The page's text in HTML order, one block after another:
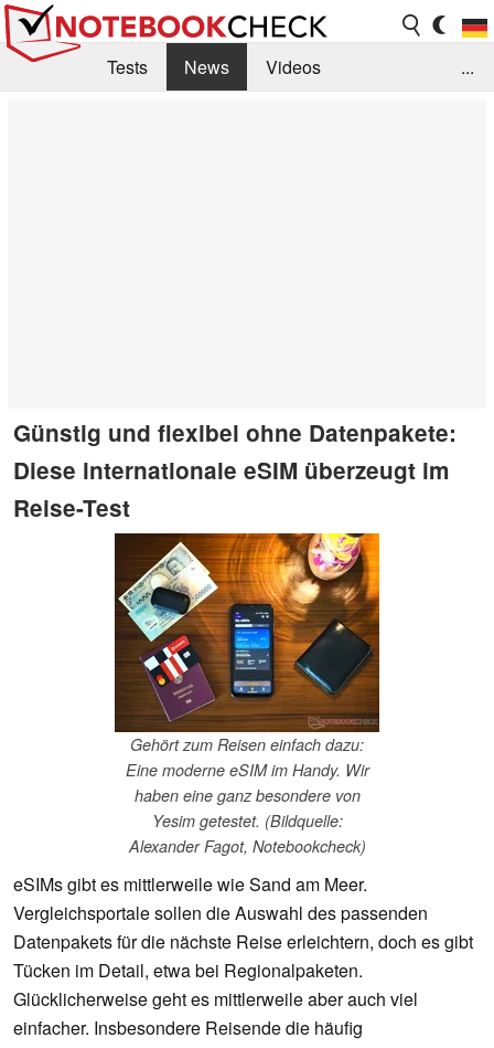
Tests News
Videos
...
Günstig und flexibel ohne Datenpakete:
Diese internationale eSIM überzeugt im
Reise-Test
Gehört zum Reisen einfach dazu:
Eine moderne eSIM im Handy. Wir
haben eine ganz besondere von
Yesim getestet. (Bildquelle:
Alexander Fagot, Notebookcheck)
eSIMs gibt es mittlerweile wie Sand am Meer.
Vergleichsportale sollen die Auswahl des passenden
Datenpakets für die nächste Reise erleichtern, doch es gibt
Tücken im Detail, etwa bei Regionalpaketen.
Glücklicherweise geht es mittlerweile aber auch viel
einfacher. Insbesondere Reisende die häufig